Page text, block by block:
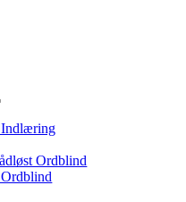
Ordblind